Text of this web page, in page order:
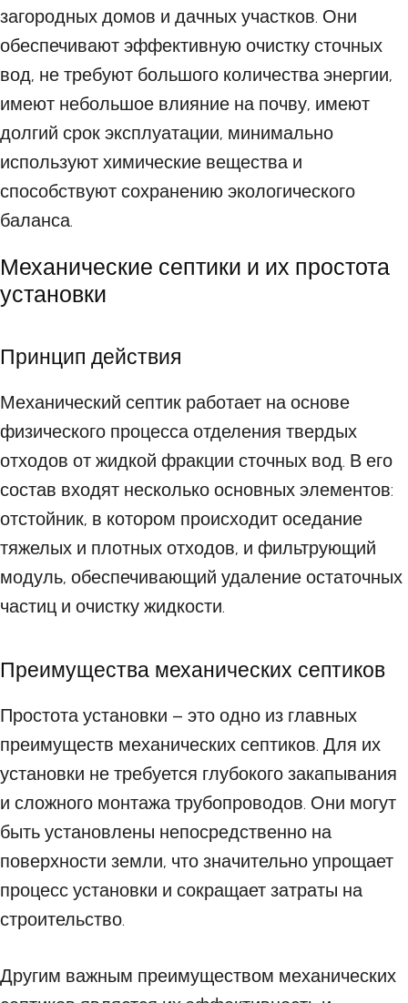
загородных домов и дачных участков. Они
обеспечивают эффективную очистку сточных
вод, не требуют большого количества энергии,
имеют небольшое влияние на почву, имеют
долгий срок эксплуатации, минимально
используют химические вещества и
способствуют сохранению экологического
баланса.
Механические септики и их простота
установки
Принцип действия
Механический септик работает на основе
физического процесса отделения твердых
отходов от жидкой фракции сточных вод. В его
состав входят несколько основных элементов:
отстойник, в котором происходит оседание
тяжелых и плотных отходов, и фильтрующий
модуль, обеспечивающий удаление остаточных
частиц и очистку жидкости.
Преимущества механических септиков
Простота установки – это одно из главных
преимуществ механических септиков. Для их
установки не требуется глубокого закапывания
и сложного монтажа трубопроводов. Они могут
быть установлены непосредственно на
поверхности земли, что значительно упрощает
процесс установки и сокращает затраты на
строительство.
Другим важным преимуществом механических